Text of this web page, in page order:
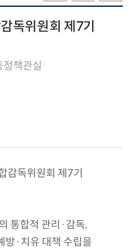
독위원회 제7기
정책관실
감독위원회 제7기
통합적 관리·감독,
방·치유 대책 수립을